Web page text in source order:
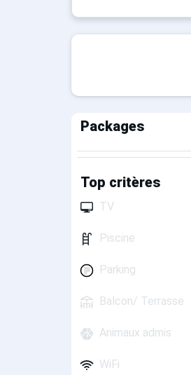
pistes de ski et
appartement ski
Packages
Top critères
TV
Piscine
Parking
Balcon/ Terrasse
Animaux admis
WiFi